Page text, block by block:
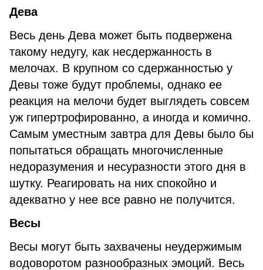
Дева
Весь день Дева может быть подвержена
такому недугу, как несдержанность в
мелочах. В крупном со сдержанностью у
Девы тоже будут проблемы, однако ее
реакция на мелочи будет выглядеть совсем
уж гипертрофированно, а иногда и комично.
Самым уместным завтра для Девы было бы
попытаться обращать многочисленные
недоразумения и несуразности этого дня в
шутку. Реагировать на них спокойно и
адекватно у нее все равно не получится.
Весы
Весы могут быть захвачены неудержимым
водоворотом разнообразных эмоций. Весь